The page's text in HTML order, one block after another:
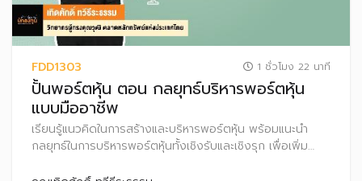
FDD1303 1 ชั่วโมง 22 นาที
ปั้นพอร์ตหุ้น ตอน กลยุทธ์บริหารพอร์ตหุ้น
แบบมืออาชีพ
เรียนรู้แนวคิดในการสร้างและบริหารพอร์ตหุ้น พร้อมแนะนำ
กลยุทธ์ในการบริหารพอร์ตหุ้นทั้งเชิงรับและเชิงรุก เพื่อเพิ่ม